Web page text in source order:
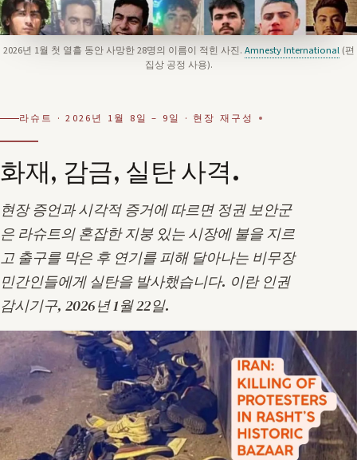
2026년 1월 첫 열흘 동안 사망한 28명의 이름이 적힌 사진. Amnesty International(편
집상 공정 사용).
라슈트 · 2026년 1월 8일 – 9일 · 현장 재구성
화재, 감금, 실탄 사격.
현장 증언과 시각적 증거에 따르면 정권 보안군
은 라슈트의 혼잡한 지붕 있는 시장에 불을 지르
고 출구를 막은 후 연기를 피해 달아나는 비무장
민간인들에게 실탄을 발사했습니다. 이란 인권
감시기구, 2026년 1월 22일.